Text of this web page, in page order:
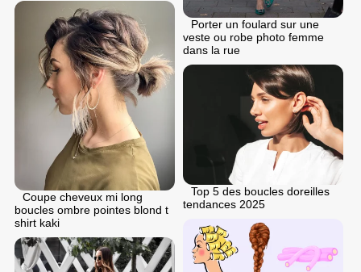
Porter un foulard sur une
veste ou robe photo femme
dans la rue
Coupe cheveux mi long
boucles ombre pointes blond t
shirt kaki
Top 5 des boucles doreilles
tendances 2025